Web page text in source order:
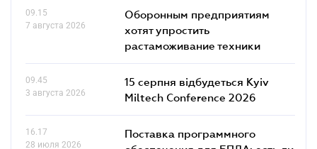
09.15
7 августа 2026
Оборонным предприятиям
хотят упростить
растаможивание техники
09.45
3 августа 2026
15 серпня відбудеться Kyiv
Miltech Conference 2026
16.17
28 июля 2026
Поставка программного